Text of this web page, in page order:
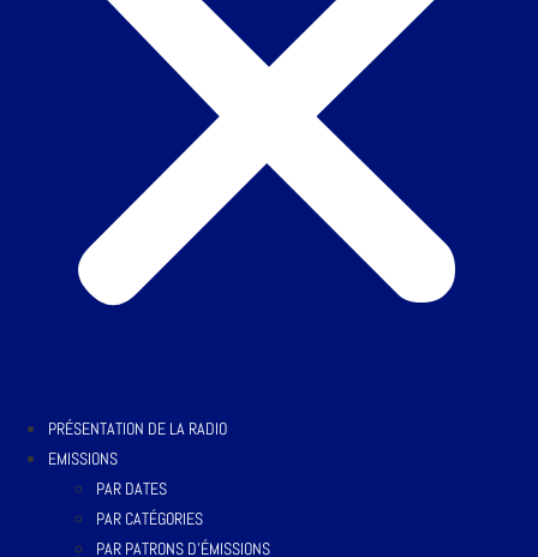
PRÉSENTATION DE LA RADIO
EMISSIONS
PAR DATES
PAR CATÉGORIES
PAR PATRONS D’ÉMISSIONS